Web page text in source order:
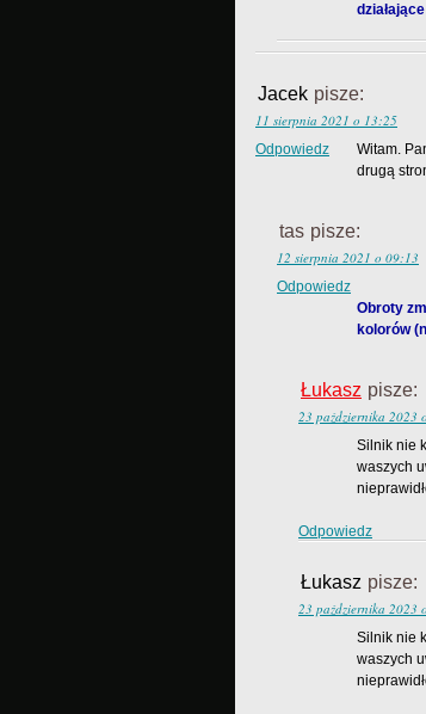
Jacek pisze:
11 sierpnia 2021 o 13:25
Witam.
drugą
Odpowiedz
tas pisze:
12 sierpnia 2021 o 09:13
Obroty
kolorów
Odpowiedz
Łukasz pisze:
23 października 2023
Silnik nie
waszych
Odpowiedz
Łukasz pisze:
23 października 2023
Silnik nie
waszych